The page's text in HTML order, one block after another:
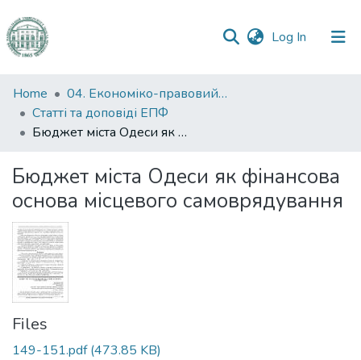
Log In (current)
Communities
&
Collections
Statistics
Home
04. Економіко-правовий факультет
Статті та доповіді ЕПФ
Бюджет міста Одеси як фінансова основа місцевого самоврядування
Бюджет міста Одеси як фінансова
основа місцевого самоврядування
Files
149-151.pdf(473.85 KB)